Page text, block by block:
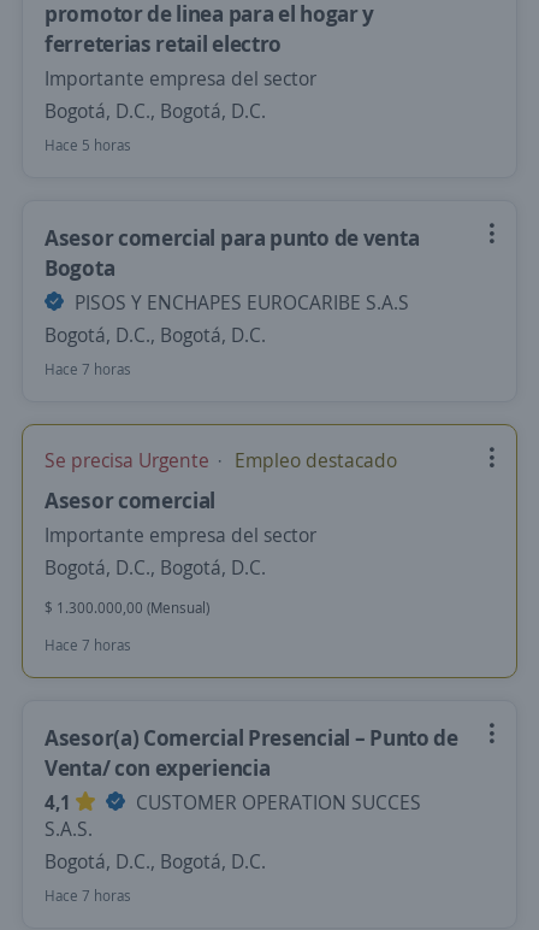
promotor de linea para el hogar y
ferreterias retail electro
Importante empresa del sector
Bogotá, D.C., Bogotá, D.C.
Hace 5 horas
Asesor comercial para punto de venta
Bogota
PISOS Y ENCHAPES EUROCARIBE S.A.S
Bogotá, D.C., Bogotá, D.C.
Hace 7 horas
Se precisa Urgente Empleo destacado
Asesor comercial
Importante empresa del sector
Bogotá, D.C., Bogotá, D.C.
$ 1.300.000,00 (Mensual)
Hace 7 horas
Asesor(a) Comercial Presencial – Punto de
Venta/ con experiencia
4,1
CUSTOMER OPERATION SUCCES
S.A.S.
Bogotá, D.C., Bogotá, D.C.
Hace 7 horas